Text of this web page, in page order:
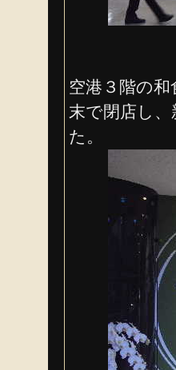
空港３階の
末で閉店し
た。